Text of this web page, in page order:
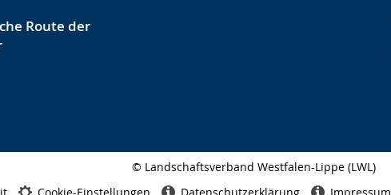
Route der
© Landschaftsverband Westfalen-Lippe (LWL)
Cookie-Einstellungen Datenschutzerklärung Impressum